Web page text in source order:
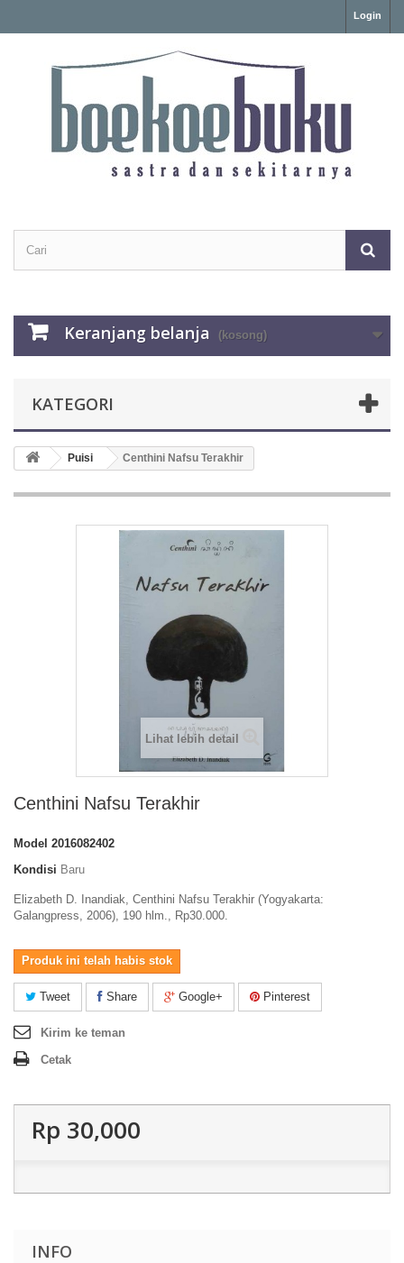
Login
Keranjang belanja (kosong)
KATEGORI
Puisi Centhini Nafsu Terakhir
Lihat lebih detail
Centhini Nafsu Terakhir
Model 2016082402
Kondisi Baru
Elizabeth D. Inandiak, Centhini Nafsu Terakhir (Yogyakarta:
Galangpress, 2006), 190 hlm., Rp30.000.
Produk ini telah habis stok
Tweet Share Google+ Pinterest
Kirim ke teman
Cetak
Rp‎ 30,000
INFO